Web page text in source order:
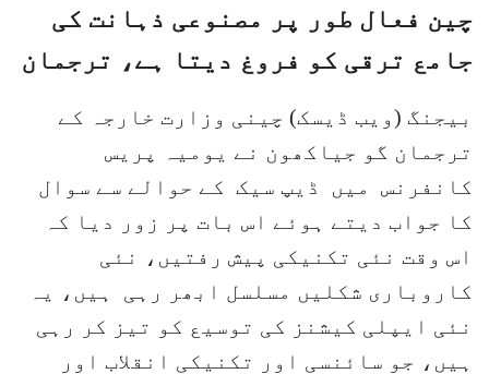
چین فعال طور پر مصنوعی ذہانت کی
جامع ترقی کو فروغ دیتا ہے، ترجمان
بیجنگ (ویب ڈیسک) چینی وزارت خارجہ کے
ترجمان گو جیاکھون نے یومیہ پریس
کانفرنس میں ڈیپ سیک کے حوالے سے سوال
کا جواب دیتے ہوئے اس بات پر زور دیا کہ
اس وقت نئی تکنیکی پیش رفتیں، نئی
کاروباری شکلیں مسلسل ابھر رہی ہیں، یہ
نئی ایپلی کیشنز کی توسیع کو تیز کر رہی
ہیں، جو سائنسی اور تکنیکی انقلاب اور